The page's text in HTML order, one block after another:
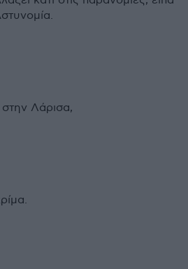
Λάρισα,